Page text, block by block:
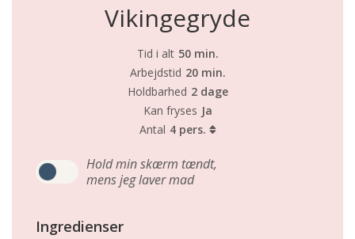
Vikingegryde
Tid i alt 50 min.
Arbejdstid 20 min.
Holdbarhed 2 dage
Kan fryses Ja
Antal 4 pers.
Hold min skærm tændt,
mens jeg laver mad
Ingredienser